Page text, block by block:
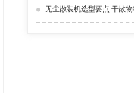
情况怎么解决？
无尘散装机选型要点 干散